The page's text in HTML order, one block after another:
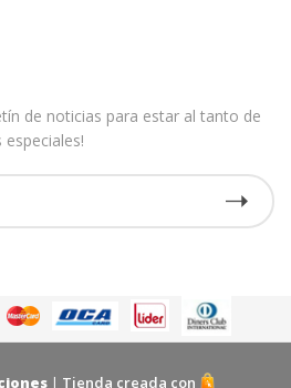
de noticias para estar al tanto de
| Tienda creada con